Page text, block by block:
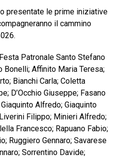
presentate le prime iniziative
il cammino
Patronale Santo Stefano
Bonelli; Affinito Maria Teresa;
Bianchi Carla; Coletta
D’Occhio Giuseppe; Fasano
Alfredo; Giaquinto
Filippo; Minieri Alfredo;
Francesco; Rapuano Fabio;
Ruggiero Gennaro; Savarese
Sorrentino Davide;